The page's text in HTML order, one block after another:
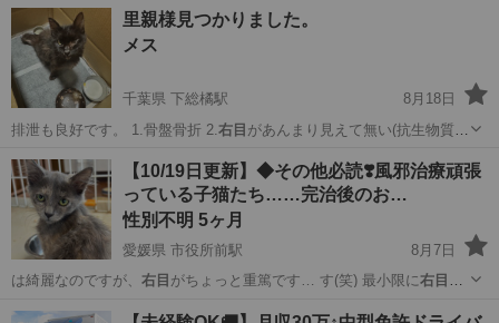
茨城 日立市 猫 障害
里親様見つかりました。
メス
千葉県 下総橘駅
8月18日
排泄も良好です。 1.骨盤骨折 2. 右目 があんまり見えて無い(抗生物質投
千葉 香取郡 下総橘駅 猫 障害
【10/19日更新】◆その他必読❣️風邪治療頑張
っている子猫たち……完治後のお…
性別不明 5ヶ月
愛媛県 市役所前駅
8月7日
は綺麗なのですが、 右目 がちょっと重篤です… す(笑) 最小限に右目 の
愛媛 松山市 市役所前駅 猫 去勢手術